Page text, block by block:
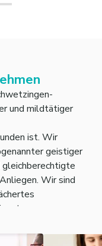
und mildtätiger
ist. Wir
geistiger
gleichberechtigte
Wir sind